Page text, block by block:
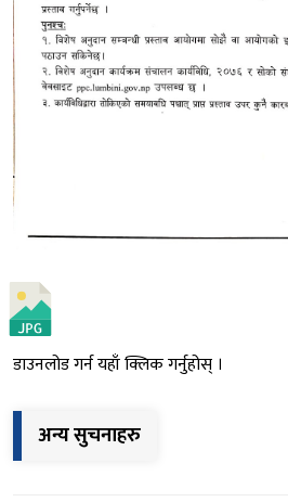
डाउनलोड गर्न यहाँ क्लिक गर्नुहोस् ।
अन्य सुचनाहरु